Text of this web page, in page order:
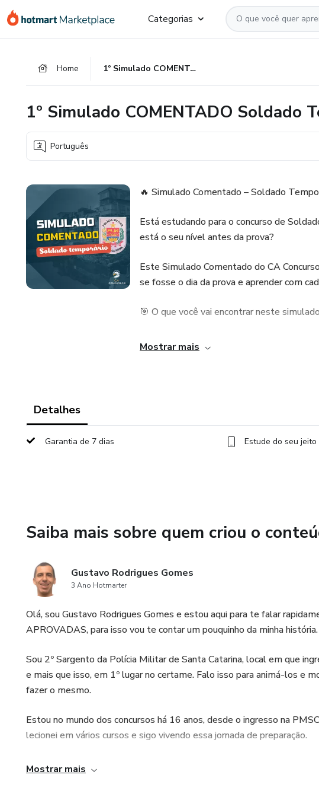
para
para
para
Categorias
Home 1º Simulado COMENTADO Soldado Temporário PMSC
1º Simulado COMENTADO Soldado
Português
🔥 Simulado Comentado – Soldado
Está estudando para o concurso de
está o seu nível antes da prova?
Este Simulado Comentado do CA
se fosse o dia da prova e aprender com
🎯 O que você vai encontrar neste simulado
✔ Questões no padrão da banca, com
🔹 Evita erros comuns que eliminam muitos
🔹 Transforma o simulado em uma
👉 Aqui você não apenas responde
👉 Você aprende com elas.
✅ Candidatos ao cargo de Soldado
Mostrar mais
Detalhes
Garantia de 7 dias Estude do seu
Saiba mais sobre quem criou o
Gustavo Rodrigues Gomes
3 Ano Hotmarter
Olá, sou Gustavo Rodrigues Gomes e estou aqui para te falar
APROVADAS, para isso vou te contar um pouquinho da minha história.
Sou 2º Sargento da Polícia Militar de Santa Catarina, local em que
e mais que isso, em 1º lugar no certame. Falo isso para animá-los e
fazer o mesmo.
Estou no mundo dos concursos há 16 anos, desde o ingresso na
lecionei em vários cursos e sigo vivendo essa jornada de preparação.
Vou te contar um segredo, sou apaixonado por concursos!
Mostrar mais